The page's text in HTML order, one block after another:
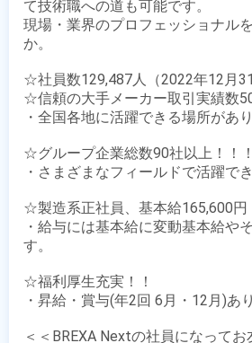
て技術職への道も可能です。
現場・業界のプロフェッショナル
か。
☆社員数129,487人（2022年12月31
☆信頼の大手メーカー取引実績数
・全国各地に活躍できる場所があり
☆グループ企業総数90社以上！！！
・さまざまなフィールドで活躍で
☆製造系正社員、基本給165,600円
・給与には基本給に変動基本給や
す。
☆福利厚生充実！！
・昇給・賞与(年2回 6月・12月)あり
＜＜BREXA Nextの社員になってお